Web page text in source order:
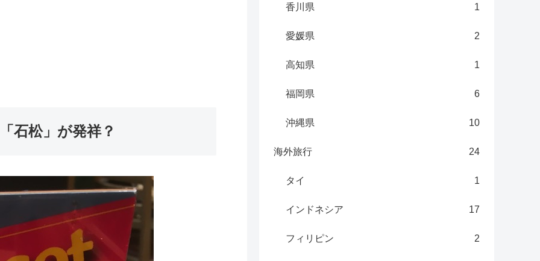
石松」が発祥？
香川県 1
愛媛県 2
高知県 1
福岡県 6
沖縄県 10
海外旅行 24
タイ 1
インドネシア 17
フィリピン 2